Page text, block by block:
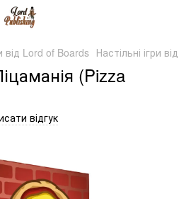
від Lord of Boards Настільні ігри
(Pizza
відгук